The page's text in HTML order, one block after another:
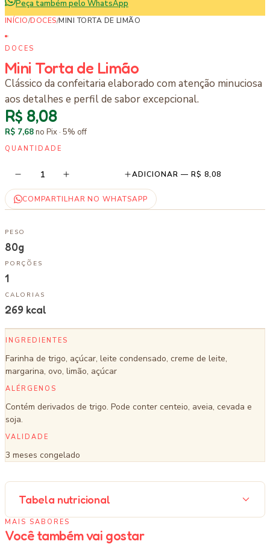
Peça também pelo WhatsApp
INÍCIO/DOCES/MINI TORTA DE LIMÃO
DOCES
Mini Torta de Limão
Clássico da confeitaria elaborado com atenção minuciosa
aos detalhes e perfil de sabor excepcional.
R$ 8,08
R$ 7,68no Pix · 5% off
QUANTIDADE
1 ADICIONAR — R$ 8,08
COMPARTILHAR NO WHATSAPP
PESO
80g
PORÇÕES
1
CALORIAS
269 kcal
INGREDIENTES
Farinha de trigo, açúcar, leite condensado, creme de leite,
margarina, ovo, limão, açúcar
ALÉRGENOS
Contém derivados de trigo. Pode conter centeio, aveia, cevada e
soja.
VALIDADE
3 meses congelado
Tabela nutricional
MAIS SABORES
Você também vai gostar